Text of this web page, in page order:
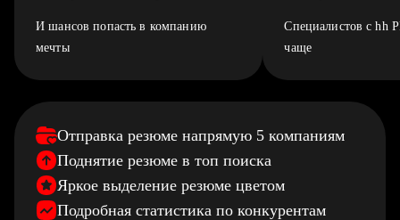
И шансов попасть в компанию
мечты
Специалистов с hh
чаще
Отправка резюме напрямую 5 компаниям
Поднятие резюме в топ поиска
Яркое выделение резюме цветом
Подробная статистика по конкурентам